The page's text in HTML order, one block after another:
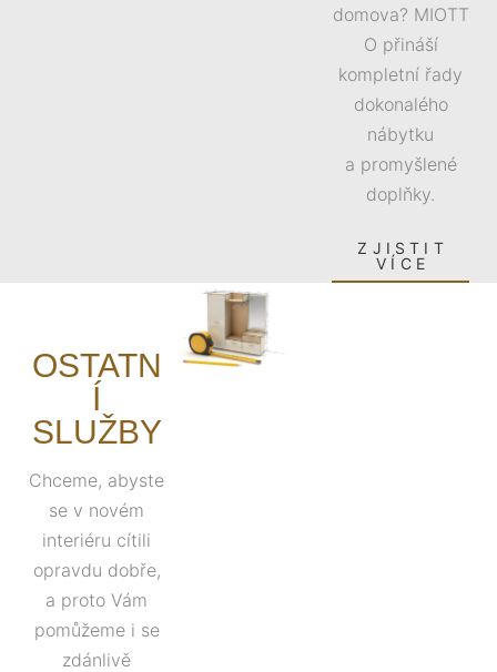
domova? MIOTT
O přináší
kompletní řady
dokonalého
nábytku
a promyšlené
doplňky.
ZJISTIT
VÍCE
OSTATN
Í
SLUŽBY
Chceme, abyste
se v novém
interiéru cítili
opravdu dobře,
a proto Vám
pomůžeme i se
zdánlivě